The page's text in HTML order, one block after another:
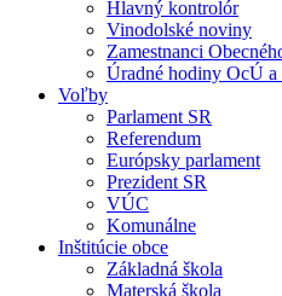
Hlavný kontrolór
Vinodolské noviny
Zamestnanci
Úradné hodiny OcÚ a
Voľby
Parlament SR
Referendum
Európsky parlament
Prezident SR
VÚC
Komunálne
Inštitúcie obce
Základná škola
Materská škola